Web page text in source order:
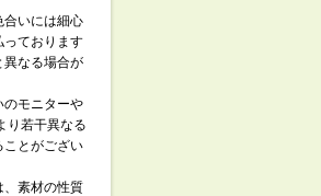
いには細心
っております
異なる場合が
のモニターや
り若干異なる
ことがござい
素材の性質